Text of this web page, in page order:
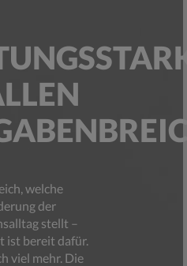
welche
der
stellt –
ist bereit dafür.
viel mehr. Die